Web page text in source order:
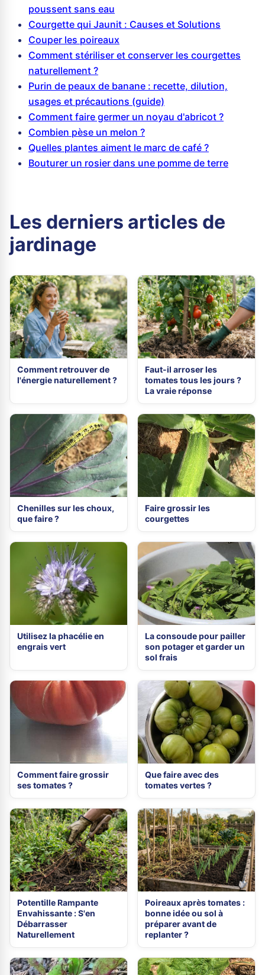
poussent sans eau
Courgette qui Jaunit : Causes et Solutions
Couper les poireaux
Comment stériliser et conserver les courgettes
naturellement ?
Purin de peaux de banane : recette, dilution,
usages et précautions (guide)
Comment faire germer un noyau d'abricot ?
Combien pèse un melon ?
Quelles plantes aiment le marc de café ?
Bouturer un rosier dans une pomme de terre
Les derniers articles de
jardinage
Comment retrouver de
l'énergie naturellement ?
Faut-il arroser les
tomates tous les jours ?
La vraie réponse
Chenilles sur les choux,
que faire ?
Faire grossir les
courgettes
Utilisez la phacélie en
engrais vert
La consoude pour pailler
son potager et garder un
sol frais
Comment faire grossir
ses tomates ?
Que faire avec des
tomates vertes ?
Potentille Rampante
Envahissante : S'en
Débarrasser
Naturellement
Poireaux après tomates :
bonne idée ou sol à
préparer avant de
replanter ?